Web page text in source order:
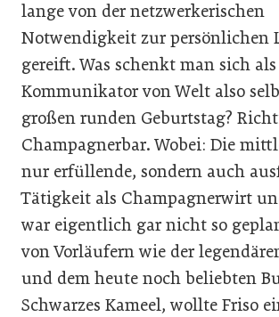
lange von der netzwerkerischen
Notwendigkeit zur persönlichen
gereift. Was schenkt man sich als
Kommunikator von Welt also
großen runden Geburtstag?
Champagnerbar. Wobei: Die
nur erfüllende, sondern auch
Tätigkeit als Champagnerwirt
war eigentlich gar nicht so
von Vorläufern wie der
und dem heute noch beliebten
Schwarzes Kameel, wollte Friso